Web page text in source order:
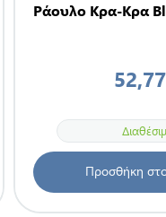
Ράουλο Κρα-Κρα
Προσθήκη